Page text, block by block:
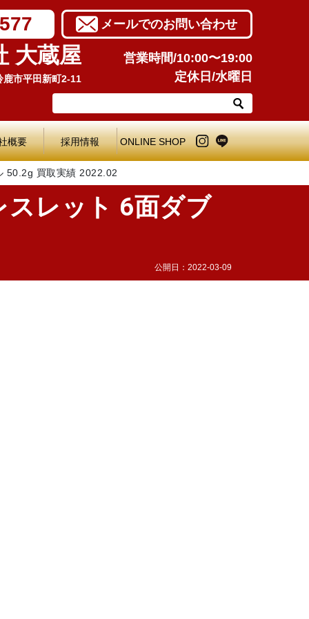
メールでのお問い合わせ
大蔵屋
市平田新町2-11
営業時間/10:00〜19:00
定休日/水曜日
概要 採用情報 ONLINE SHOP
50.2g 買取実績 2022.02
スレット 6面ダブ
公開日： 2022-03-09